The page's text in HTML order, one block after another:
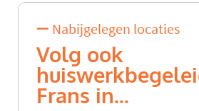
Nabijgelegen locaties
Volg ook
Frans in...